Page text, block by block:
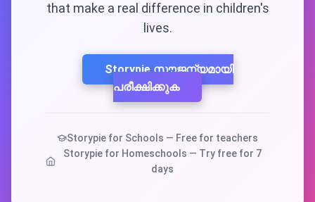
that make a real difference in children's
lives.
Storypie സൗജന്യമായി
പരീക്ഷിക്കുക
Storypie for Schools — Free for teachers
Storypie for Homeschools — Try free for 7
days